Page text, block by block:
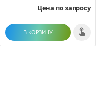
Цена по запросу
В КОРЗИНУ